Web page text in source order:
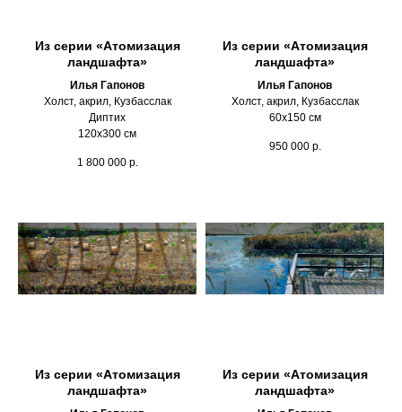
Из серии «Атомизация
ландшафта»
Илья Гапонов
Холст, акрил, Кузбасслак
Диптих
120х300 см
1 800 000 р.
Из серии «Атомизация
ландшафта»
Илья Гапонов
Холст, акрил, Кузбасслак
60х150 см
950 000 р.
Из серии «Атомизация
ландшафта»
Из серии «Атомизация
ландшафта»